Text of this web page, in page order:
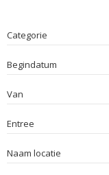
Categorie
Begindatum
Van
Entree
Naam locatie